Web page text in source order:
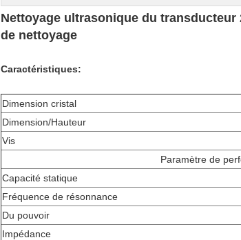
Nettoyage ultrasonique du transducteur
de nettoyage
Caractéristiques:
Dimension cristal
Dimension/Hauteur
Vis
Paramètre de
Capacité statique
Fréquence de résonnance
Du pouvoir
Impédance